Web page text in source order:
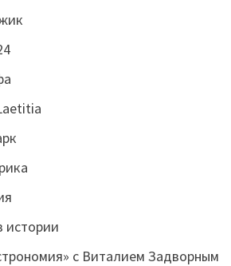
истории
с Виталием Задворным